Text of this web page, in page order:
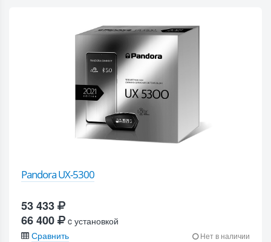
Pandora UX-5300
53 433
66 400
c установкой
Сравнить
Нет в наличии